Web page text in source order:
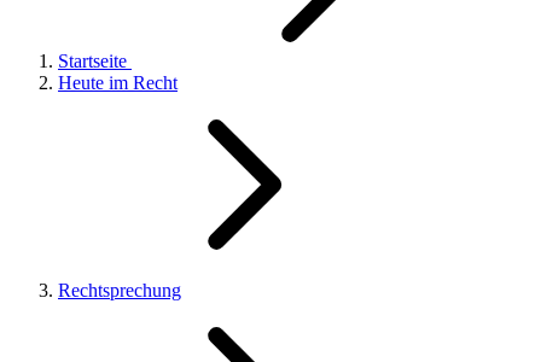
Startseite
Heute im Recht
Rechtsprechung